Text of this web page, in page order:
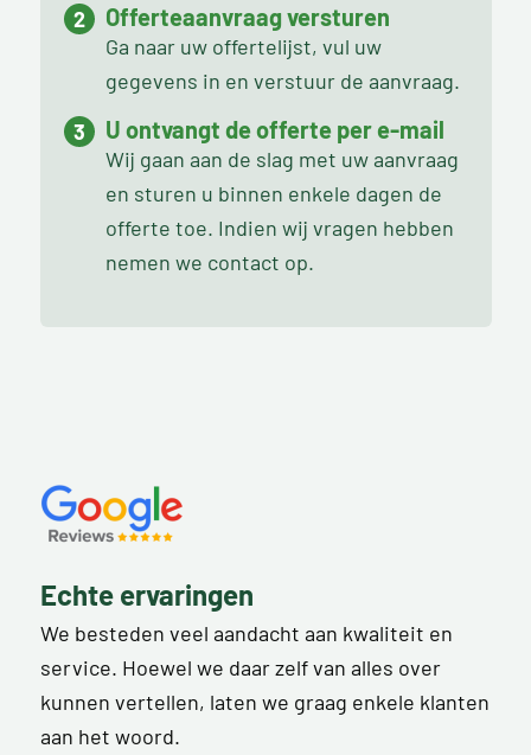
Offerteaanvraag versturen
Ga naar uw offertelijst, vul uw
gegevens in en verstuur de aanvraag.
U ontvangt de offerte per e-mail
Wij gaan aan de slag met uw aanvraag
en sturen u binnen enkele dagen de
offerte toe. Indien wij vragen hebben
nemen we contact op.
Echte ervaringen
We besteden veel aandacht aan kwaliteit en
service. Hoewel we daar zelf van alles over
kunnen vertellen, laten we graag enkele klanten
aan het woord.